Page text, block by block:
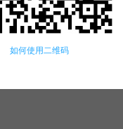
如何使用二维码